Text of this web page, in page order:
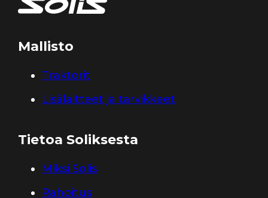
Mallisto
Traktorit
Lisälaitteet ja tarvikkeet
Tietoa Soliksesta
Miksi Solis
Rahoitus